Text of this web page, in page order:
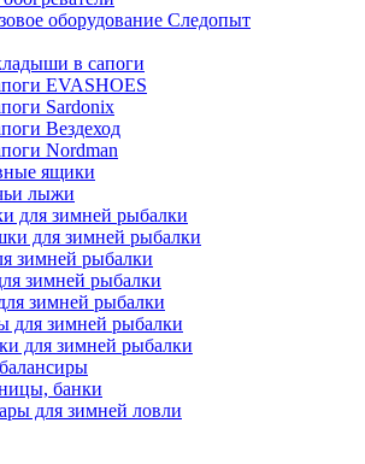
оборудование Следопыт
в сапоги
EVASHOES
Sardonix
Вездеход
Nordman
ящики
лыжи
для зимней рыбалки
для зимней рыбалки
зимней рыбалки
зимней рыбалки
зимней рыбалки
для зимней рыбалки
для зимней рыбалки
банки
для зимней ловли